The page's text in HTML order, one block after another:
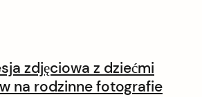
zdjęciowa z dziećmi
na rodzinne fotografie